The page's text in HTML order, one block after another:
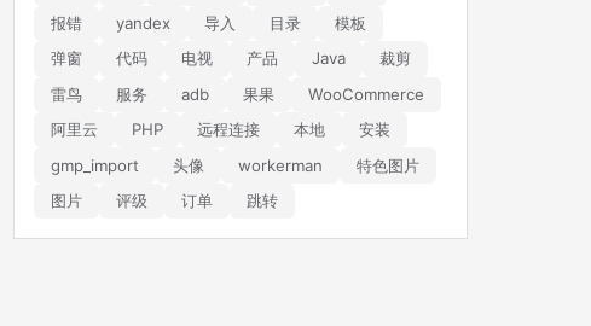
报错
yandex 导入 目录
模板
弹窗
代码 电视 产品 Java
裁剪
雷鸟
服务 adb 果果
WooCommerce
阿里云
PHP 远程连接 本地
安装
gmp_import
头像 workerman
特色图片
图片
评级 订单 跳转